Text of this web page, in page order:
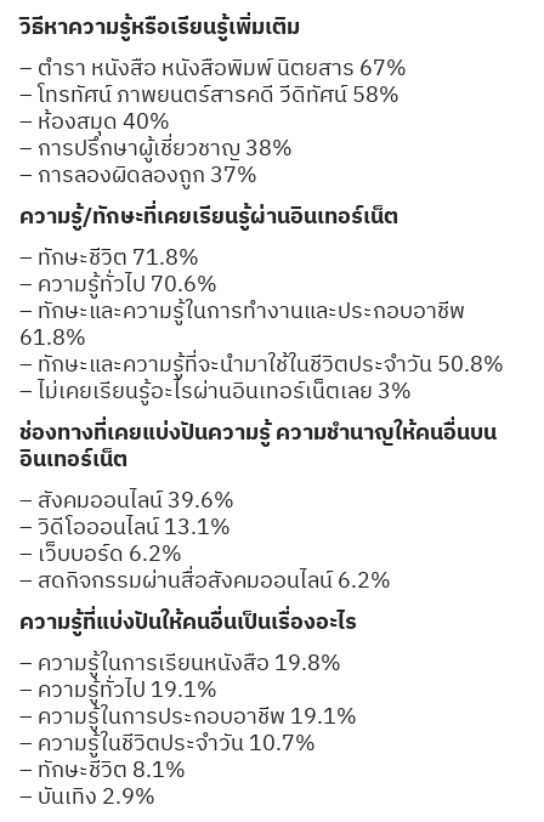
Search
for:
วิธีหาความรู้หรือเรียนรู้เพิ่มเติม
– ตำรา หนังสือ หนังสือพิมพ์ นิตยสาร 67%
– โทรทัศน์ ภาพยนตร์สารคดี วีดิทัศน์ 58%
– ห้องสมุด 40%
– การปรึกษาผู้เชี่ยวชาญ 38%
– การลองผิดลองถูก 37%
ความรู้/ทักษะที่เคยเรียนรู้ผ่านอินเทอร์เน็ต
– ทักษะชีวิต 71.8%
– ความรู้ทั่วไป 70.6%
– ทักษะและความรู้ในการทำงานและประกอบอาชีพ
61.8%
– ทักษะและความรู้ที่จะนำมาใช้ในชีวิตประจำวัน 50.8%
– ไม่เคยเรียนรู้อะไรผ่านอินเทอร์เน็ตเลย 3%
ช่องทางที่เคยแบ่งปันความรู้ ความชำนาญให้คนอื่นบน
อินเทอร์เน็ต
– สังคมออนไลน์ 39.6%
– วิดีโอออนไลน์ 13.1%
– เว็บบอร์ด 6.2%
– สดกิจกรรมผ่านสื่อสังคมออนไลน์ 6.2%
ความรู้ที่แบ่งปันให้คนอื่นเป็นเรื่องอะไร
– ความรู้ในการเรียนหนังสือ 19.8%
– ความรู้ทั่วไป 19.1%
– ความรู้ในการประกอบอาชีพ 19.1%
– ความรู้ในชีวิตประจำวัน 10.7%
– ทักษะชีวิต 8.1%
– บันเทิง 2.9%